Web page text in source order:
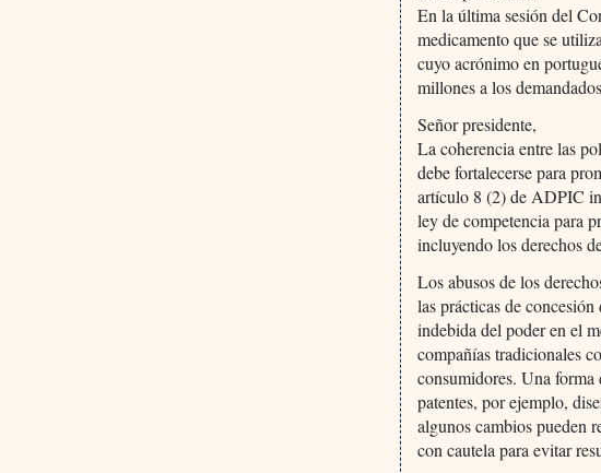
En la última sesión del
medicamento que se
cuyo acrónimo en
millones a los
Señor presidente,
La coherencia entre las
debe fortalecerse para
artículo 8 (2) de ADPIC
ley de competencia para
incluyendo los derechos
Los abusos de los
las prácticas de
indebida del poder en el
compañías tradicionales
consumidores. Una forma
patentes, por ejemplo,
algunos cambios pueden
con cautela para evitar